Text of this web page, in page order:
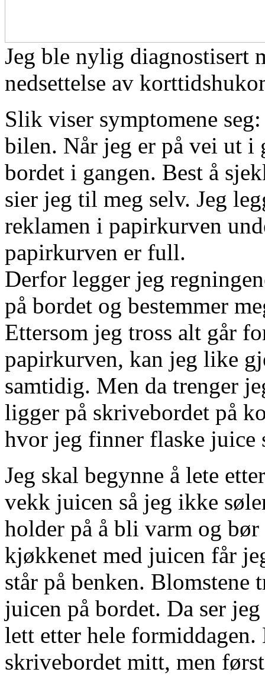
Jeg ble nylig diagnostisert
nedsettelse av
Slik viser symptomene
bilen. Når jeg er på vei ut i
bordet i gangen. Best å
sier jeg til meg selv. Jeg
reklamen i papirkurven
papirkurven er full.
Derfor legger jeg
på bordet og bestemmer
Ettersom jeg tross alt går
papirkurven, kan jeg like
samtidig. Men da trenger
ligger på skrivebordet på
hvor jeg finner flaske juice
Jeg skal begynne å lete
vekk juicen så jeg ikke
holder på å bli varm og
kjøkkenet med juicen får
står på benken. Blomstene
juicen på bordet. Da ser
lett etter hele formiddagen.
skrivebordet mitt, men